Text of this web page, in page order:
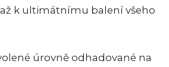
k ultimátnímu balení všeho
úrovně odhadované na